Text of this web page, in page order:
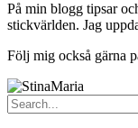
På min blogg tipsar
stickvärlden. Jag
Följ mig också gärna